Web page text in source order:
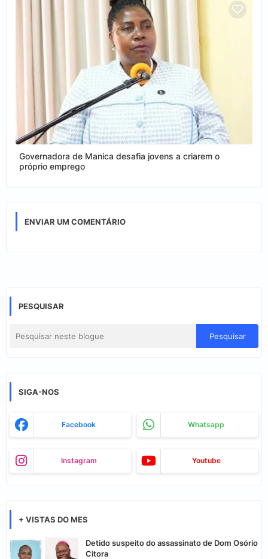
Governadora de Manica desafia jovens a criarem o
próprio emprego
ENVIAR UM COMENTÁRIO
PESQUISAR
SIGA-NOS
Facebook Whatsapp
Instagram Youtube
+ VISTAS DO MES
Detido suspeito do assassinato de Dom Osório
Citora